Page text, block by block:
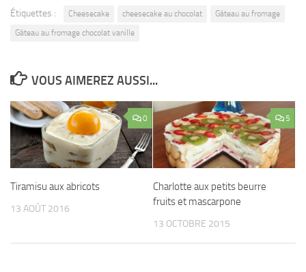
Étiquettes : Cheesecake cheesecake au chocolat
Gâteau au fromage
Gâteau au fromage chocolat vanille
VOUS AIMEREZ AUSSI...
0
Tiramisu aux abricots
13 AOÛT 2016
5
Charlotte aux petits beurre
fruits et mascarpone
13 OCTOBRE 2015